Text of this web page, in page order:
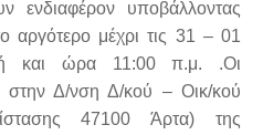
ενδιαφέρον υποβάλλοντας
αργότερο μέχρι τις 31 – 01
και ώρα 11:00 π.μ. .Οι
στην Δ/νση Δ/κού – Οικ/κού
47100 Άρτα) της